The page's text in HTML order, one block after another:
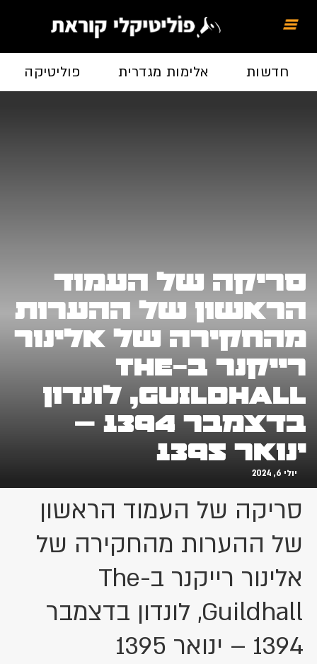
חדשות אלימות מגדרית פוליטיקה
סריקה של העמוד
הראשון של ההערות
מהחקירה של אלינור
רייקנר ב-The
Guildhall, לונדון
בדצמבר 1394 –
ינואר 1395
יולי 6, 2024
סריקה של העמוד הראשון
של ההערות מהחקירה של
אלינור רייקנר ב-The
Guildhall, לונדון בדצמבר
1394 – ינואר 1395